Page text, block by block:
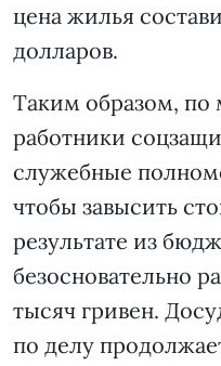
цена жилья
долларов.
Таким образом, по
работники
служебные
чтобы завысить
результате из
безосновательно
тысяч гривен.
по делу